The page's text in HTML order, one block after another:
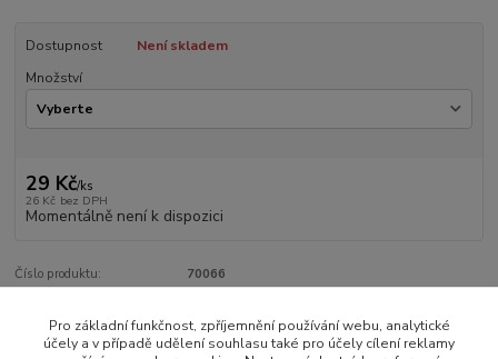
Dostupnost
Není skladem
Množství
29 Kč/ks
26 Kč bez DPH
Momentálně není k dispozici
Číslo produktu: 70066
Zboží zařazeno v kategoriích
Pro základní funkčnost, zpříjemnění používání webu, analytické
účely a v případě udělení souhlasu také pro účely cílení reklamy